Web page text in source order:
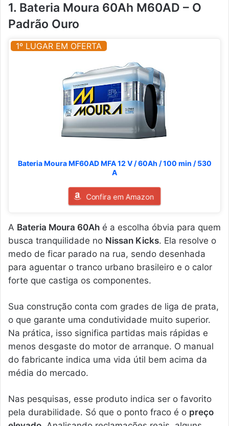
1. Bateria Moura 60Ah M60AD – O
Padrão Ouro
1º LUGAR EM OFERTA
Bateria Moura MF60AD MFA 12 V / 60Ah / 100 min / 530
A
Confira em Amazon
A Bateria Moura 60Ah é a escolha óbvia para quem
busca tranquilidade no Nissan Kicks. Ela resolve o
medo de ficar parado na rua, sendo desenhada
para aguentar o tranco urbano brasileiro e o calor
forte que castiga os componentes.
Sua construção conta com grades de liga de prata,
o que garante uma condutividade muito superior.
Na prática, isso significa partidas mais rápidas e
menos desgaste do motor de arranque. O manual
do fabricante indica uma vida útil bem acima da
média do mercado.
Nas pesquisas, esse produto indica ser o favorito
pela durabilidade. Só que o ponto fraco é o preço